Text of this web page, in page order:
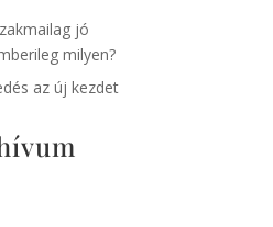
jó
milyen?
az új kezdet